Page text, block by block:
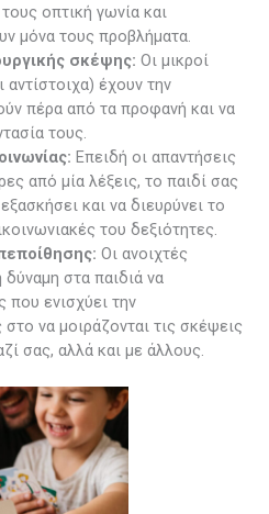
οπτική γωνία και
μόνα τους προβλήματα.
σκέψης: Οι μικροί
έχουν την
πέρα από τα προφανή και να
τους.
Επειδή οι απαντήσεις
από μία λέξεις, το παιδί σας
και να διευρύνει το
του δεξιότητες.
Οι ανοιχτές
στα παιδιά να
που ενισχύει την
να μοιράζονται τις σκέψεις
σας, αλλά και με άλλους.